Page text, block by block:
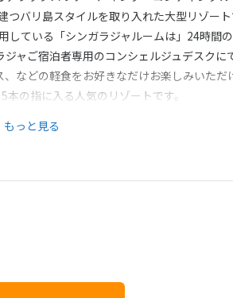
クロアチア
ルーマニア
フェロー諸島
つバリ島スタイルを取り入れた大型リゾー
している「シンガラジャルームは」24時間
ャご宿泊者専用のコンシェルジュデスクに
などの軽食をお好きなだけお楽しみいただ
の指に入る人気のリゾートです。
もっと見る